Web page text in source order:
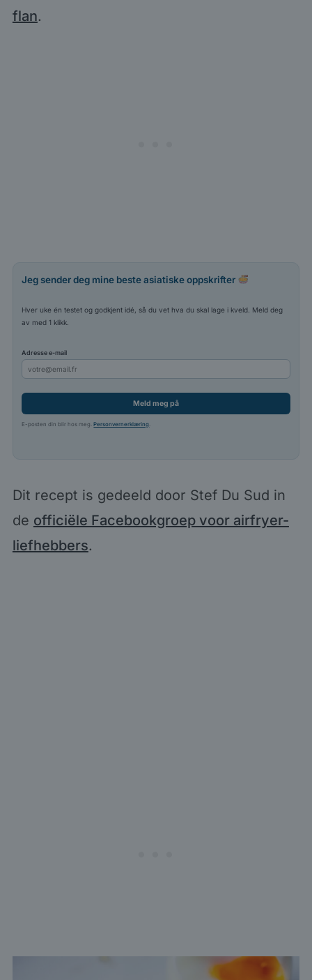
flan.
Jeg sender deg mine beste asiatiske oppskrifter
Hver uke én testet og godkjent idé, så du vet hva du skal lage i kveld. Meld deg
av med 1 klikk.
Adresse e-mail
Meld meg på
E-posten din blir hos meg.Personvernerklæring.
Dit recept is gedeeld door Stef Du Sud in
de officiële Facebookgroep voor airfryer-
liefhebbers.